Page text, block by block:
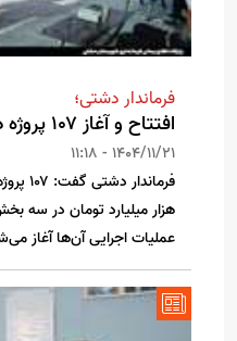
فرماندار دشتی؛
افتتاح و آغاز ۱۰۷ پروژه در شهرستان دشتی
1404/11/21 - 11:18
هزار میلیارد تومان در سه
عملیات اجرایی آن‌ها آغاز